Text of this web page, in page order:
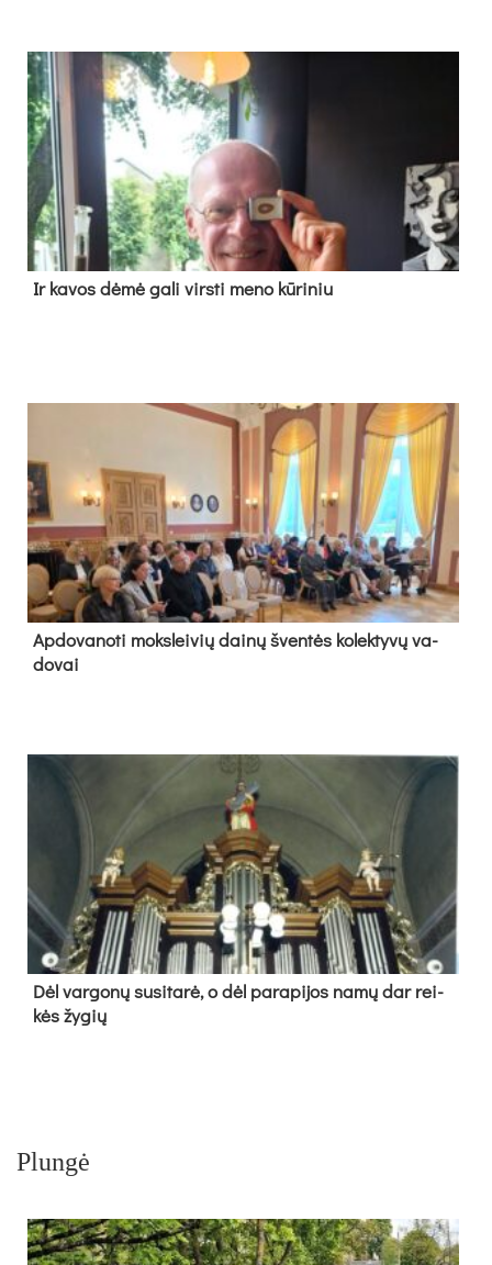
Ir ka­vos dė­mė ga­li virs­ti me­no kū­ri­niu
Ap­do­va­no­ti moks­lei­vių dai­nų šven­tės ko­lek­ty­vų va­
do­vai
Dėl var­go­nų su­si­ta­rė, o dėl pa­ra­pi­jos na­mų dar rei­
kės žy­gių
Plungė